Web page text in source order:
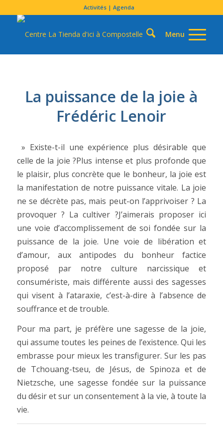
Activités | Agenda
La puissance de la joie à
Frédéric Lenoir
» Existe-t-il une expérience plus désirable que
celle de la joie ?Plus intense et plus profonde que
le plaisir, plus concrète que le bonheur, la joie est
la manifestation de notre puissance vitale. La joie
ne se décrète pas, mais peut-on l’apprivoiser ? La
provoquer ? La cultiver ?J’aimerais proposer ici
une voie d’accomplissement de soi fondée sur la
puissance de la joie. Une voie de libération et
d’amour, aux antipodes du bonheur factice
proposé par notre culture narcissique et
consumériste, mais différente aussi des sagesses
qui visent à l’ataraxie, c’est-à-dire à l’absence de
souffrance et de trouble.
Pour ma part, je préfère une sagesse de la joie,
qui assume toutes les peines de l’existence. Qui les
embrasse pour mieux les transfigurer. Sur les pas
de Tchouang-tseu, de Jésus, de Spinoza et de
Nietzsche, une sagesse fondée sur la puissance
du désir et sur un consentement à la vie, à toute la
vie.